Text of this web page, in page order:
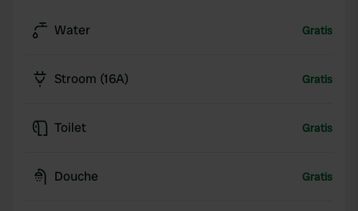
Water Gratis
Stroom (16A) Gratis
Toilet Gratis
Douche Gratis